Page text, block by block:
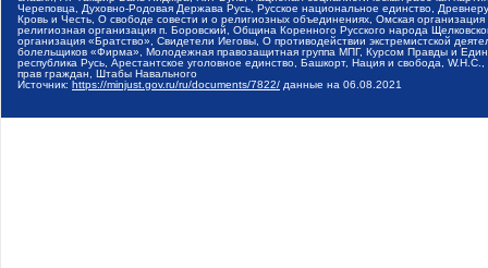
Череповца, Духовно-Родовая Держава Русь, Русское национальное единство,
Кровь и Честь, О свободе совести и о религиозных объединениях, Омская
религиозная организация п. Боровский, Община Коренного Русского народа
организация «Братство», Свидетели Иеговы, О противодействии экстремистской
болельщиков «Фирма», Молодежная правозащитная группа МПГ, Курсом Правды и
республика Русь, Арестантское уголовное единство, Башкорт, Нация и свобода,
прав граждан, Штабы Навального
Источник: https://minjust.gov.ru/ru/documents/7822/ данные на 06.08.2021